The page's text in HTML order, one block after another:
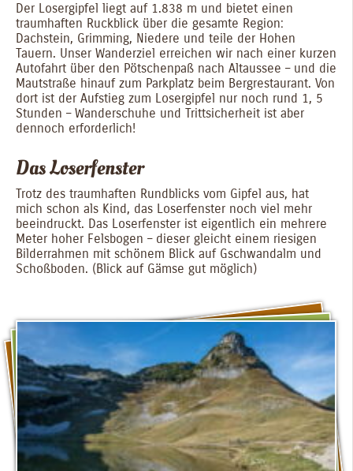
Der Losergipfel liegt auf 1.838 m und bietet einen
traumhaften Ruckblick über die gesamte Region:
Dachstein, Grimming, Niedere und teile der Hohen
Tauern. Unser Wanderziel erreichen wir nach einer kurzen
Autofahrt über den Pötschenpaß nach Altaussee – und die
Mautstraße hinauf zum Parkplatz beim Bergrestaurant. Von
dort ist der Aufstieg zum Losergipfel nur noch rund 1, 5
Stunden – Wanderschuhe und Trittsicherheit ist aber
dennoch erforderlich!
Das Loserfenster
Trotz des traumhaften Rundblicks vom Gipfel aus, hat
mich schon als Kind, das Loserfenster noch viel mehr
beeindruckt. Das Loserfenster ist eigentlich ein mehrere
Meter hoher Felsbogen – dieser gleicht einem riesigen
Bilderrahmen mit schönem Blick auf Gschwandalm und
Schoßboden. (Blick auf Gämse gut möglich)